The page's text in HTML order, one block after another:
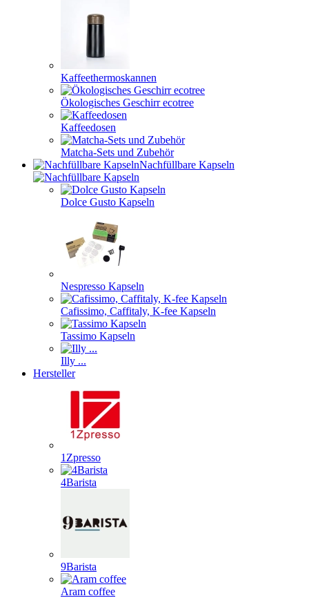
Kaffeethermoskannen
Ökologisches Geschirr ecotree
Kaffeedosen
Matcha-Sets und Zubehör
Nachfüllbare Kapseln
Dolce Gusto Kapseln
Nespresso Kapseln
Cafissimo, Caffitaly, K-fee Kapseln
Tassimo Kapseln
Illy ...
Hersteller
1Zpresso
4Barista
9Barista
Aram coffee